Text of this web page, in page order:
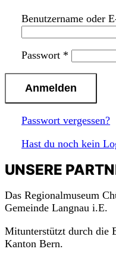
Benutzername oder
Passwort *
Passwort vergessen?
Hast du noch kein
UNSERE
Das Regionalmuseum
Gemeinde Langnau i.E.
Mitunterstützt durch die
Kanton Bern.